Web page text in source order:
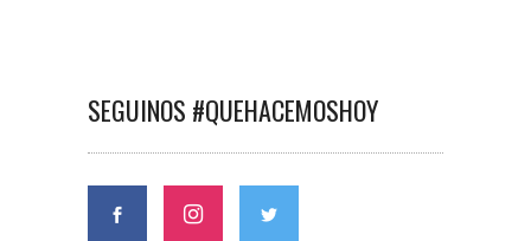
SEGUINOS #QUEHACEMOSHOY